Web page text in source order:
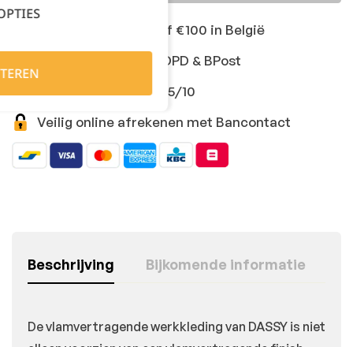
Gratis levering vanaf €100 in België
Snelle levering met DPD & BPost
Klanten geven ons 9,5/10
Veilig online afrekenen met Bancontact
Beschrijving Bijkomende informatie
De vlamvertragende werkkleding van DASSY is niet